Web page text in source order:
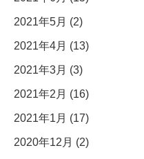
2021年5月 (2)
2021年4月 (13)
2021年3月 (3)
2021年2月 (16)
2021年1月 (17)
2020年12月 (2)